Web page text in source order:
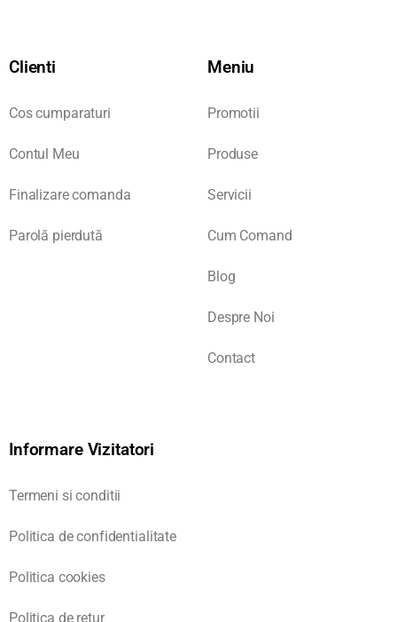
Clienti
Cos cumparaturi
Contul Meu
Finalizare comanda
Parolă pierdută
Meniu
Promotii
Produse
Servicii
Cum Comand
Blog
Despre Noi
Contact
Informare Vizitatori
Termeni si conditii
Politica de confidentialitate
Politica cookies
Politica de retur